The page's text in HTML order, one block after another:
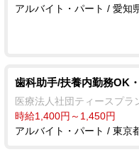
アルバイト・パート / 愛知
歯科助手/扶養内勤務OK
医療法人社団ティースプラ
時給1,400円～1,450円
アルバイト・パート / 東京